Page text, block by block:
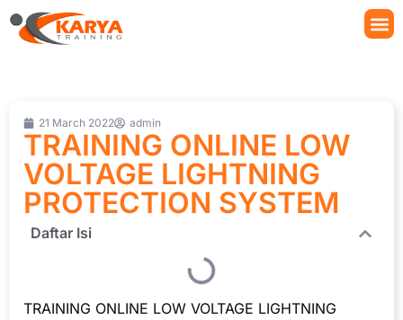
21 March 2022 admin
TRAINING ONLINE LOW
VOLTAGE LIGHTNING
PROTECTION SYSTEM
Daftar Isi
TRAINING ONLINE LOW VOLTAGE LIGHTNING